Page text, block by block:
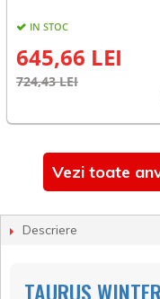
IN STOC
645,66 LEI
724,43 LEI
Vezi toate
Descriere
TAURUS